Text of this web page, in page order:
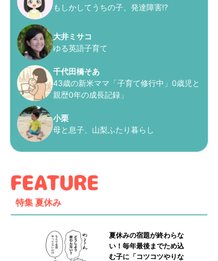
もしかしてうちの子、発達障害!?
大井ミサコ
ゆる英語子育て
千代田橋そあ
43歳の新米ママ「子育て修行中」0歳児と
親歴0年の成長記録」
小栗
母と息子、山梨ふたり暮らし
特集 夏休み
夏休みの宿題が終わらな
い！毎年最後までため込
む子に「コツコツやりな